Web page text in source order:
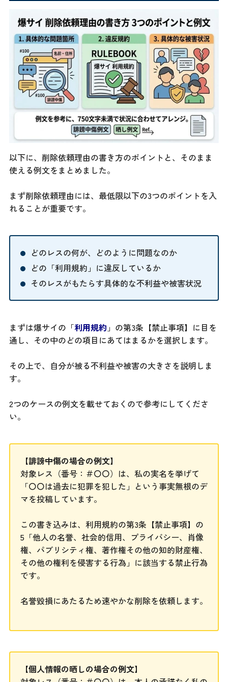
以下に、削除依頼理由の書き方のポイントと、そのまま
使える例文をまとめました。
まず削除依頼理由には、最低限以下の3つのポイントを入
れることが重要です。
どのレスの何が、どのように問題なのか
どの「利用規約」に違反しているか
そのレスがもたらす具体的な不利益や被害状況
まずは爆サイの「利用規約 」の第3条【禁止事項】に目を
通し、その中のどの項目にあてはまるかを選択します。
その上で、自分が被る不利益や被害の大きさを説明しま
す。
2つのケースの例文を載せておくので参考にしてくださ
い。
【誹謗中傷の場合の例文】
対象レス（番号：＃〇〇）は、私の実名を挙げて
「〇〇は過去に犯罪を犯した」という事実無根のデ
マを投稿しています。
この書き込みは、利用規約の第3条【禁止事項】の
5「他人の名誉、社会的信用、プライバシー、肖像
権、パブリシティ権、著作権その他の知的財産権、
その他の権利を侵害する行為」に該当する禁止行為
です。
名誉毀損にあたるため速やかな削除を依頼します。
【個人情報の晒しの場合の例文】